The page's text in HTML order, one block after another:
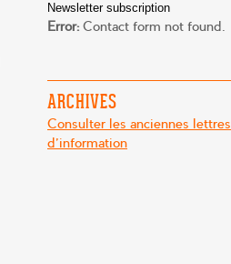
Newsletter subscription
Error: Contact form not found.
ARCHIVES
Consulter les anciennes lettres
d'information